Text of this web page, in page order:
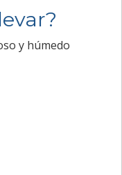
y húmedo